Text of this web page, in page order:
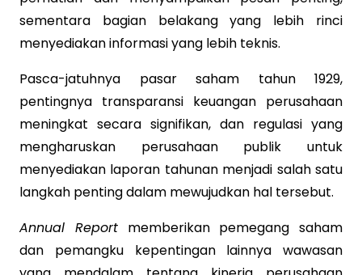
sementara bagian belakang yang lebih rinci
menyediakan informasi yang lebih teknis.
Pasca-jatuhnya pasar saham tahun 1929,
pentingnya transparansi keuangan perusahaan
meningkat secara signifikan, dan regulasi yang
mengharuskan perusahaan publik untuk
menyediakan laporan tahunan menjadi salah satu
langkah penting dalam mewujudkan hal tersebut.
Annual Reportmemberikan pemegang saham
dan pemangku kepentingan lainnya wawasan